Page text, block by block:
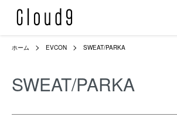
ホーム EVCON SWEAT/PARKA
SWEAT/PARKA